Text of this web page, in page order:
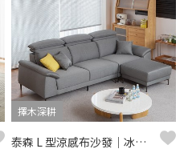
擇木深耕
泰森 L 型涼感布沙發｜冰爽涼感布 × 高回彈坐墊 × 十年骨架保固 – 擇木深耕系列